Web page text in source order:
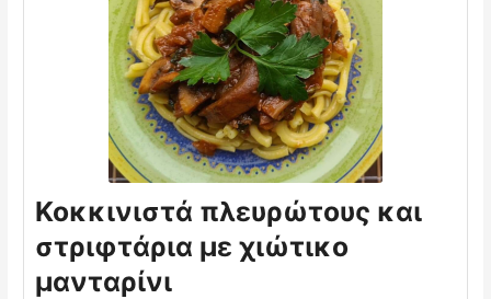
Κοκκινιστά πλευρώτους και
στριφτάρια με χιώτικο
μανταρίνι